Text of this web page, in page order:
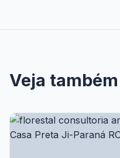
Veja também